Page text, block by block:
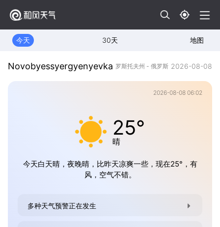
今天 30天 地图
Novobyessyergyenyevka 罗斯托夫州 - 俄罗斯 2026-08-08
2026-08-08 06:02
25°
晴
今天白天晴，夜晚晴，比昨天凉爽一些，现在25°，有
风，空气不错。
多种天气预警正在发生